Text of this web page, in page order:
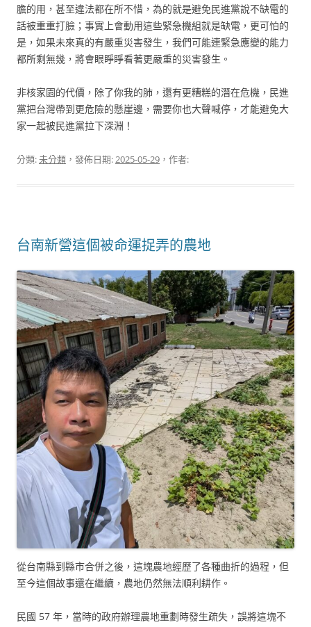
膽的用，甚至違法都在所不惜，為的就是避免民進黨說不缺電的
話被重重打臉；事實上會動用這些緊急機組就是缺電，更可怕的
是，如果未來真的有嚴重災害發生，我們可能連緊急應變的能力
都所剩無幾，將會眼睜睜看著更嚴重的災害發生。
非核家園的代價，除了你我的肺，還有更糟糕的潛在危機，民進
黨把台灣帶到更危險的懸崖邊，需要你也大聲喊停，才能避免大
家一起被民進黨拉下深淵！
分類:未分類 ，發佈日期:2025-05-29 ，作者:
台南新營這個被命運捉弄的農地
從台南縣到縣市合併之後，這塊農地經歷了各種曲折的過程，但
至今這個故事還在繼續，農地仍然無法順利耕作。
民國 57 年，當時的政府辦理農地重劃時發生疏失，誤將這塊不